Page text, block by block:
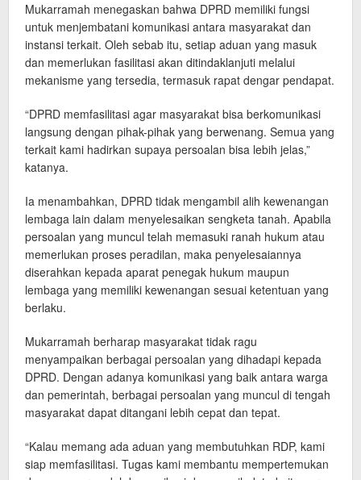
Mukarramah menegaskan bahwa DPRD memiliki fungsi
untuk menjembatani komunikasi antara masyarakat dan
instansi terkait. Oleh sebab itu, setiap aduan yang masuk
dan memerlukan fasilitasi akan ditindaklanjuti melalui
mekanisme yang tersedia, termasuk rapat dengar pendapat.
“DPRD memfasilitasi agar masyarakat bisa berkomunikasi
langsung dengan pihak-pihak yang berwenang. Semua yang
terkait kami hadirkan supaya persoalan bisa lebih jelas,”
katanya.
Ia menambahkan, DPRD tidak mengambil alih kewenangan
lembaga lain dalam menyelesaikan sengketa tanah. Apabila
persoalan yang muncul telah memasuki ranah hukum atau
memerlukan proses peradilan, maka penyelesaiannya
diserahkan kepada aparat penegak hukum maupun
lembaga yang memiliki kewenangan sesuai ketentuan yang
berlaku.
Mukarramah berharap masyarakat tidak ragu
menyampaikan berbagai persoalan yang dihadapi kepada
DPRD. Dengan adanya komunikasi yang baik antara warga
dan pemerintah, berbagai persoalan yang muncul di tengah
masyarakat dapat ditangani lebih cepat dan tepat.
“Kalau memang ada aduan yang membutuhkan RDP, kami
siap memfasilitasi. Tugas kami membantu mempertemukan